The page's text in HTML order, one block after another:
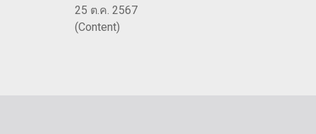
25 ต.ค. 2567
(Content)